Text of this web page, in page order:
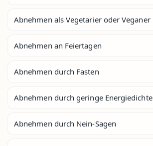
Abnehmen als Vegetarier oder Veganer
Abnehmen an Feiertagen
Abnehmen durch Fasten
Abnehmen durch geringe Energiedichte
Abnehmen durch Nein-Sagen